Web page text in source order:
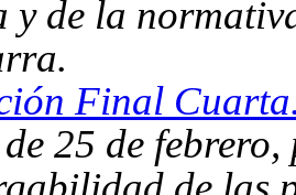
y de la
Final
25 de